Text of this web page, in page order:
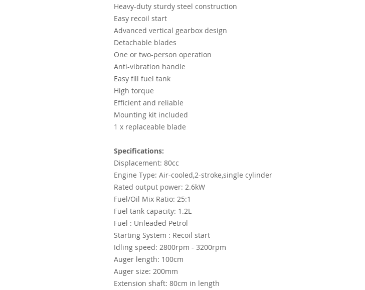
Heavy-duty sturdy steel construction
Easy recoil start
Advanced vertical gearbox design
Detachable blades
One or two-person operation
Anti-vibration handle
Easy fill fuel tank
High torque
Efficient and reliable
Mounting kit included
1 x replaceable blade
Specifications:
Displacement: 80cc
Engine Type: Air-cooled,2-stroke,single cylinder
Rated output power: 2.6kW
Fuel/Oil Mix Ratio: 25:1
Fuel tank capacity: 1.2L
Fuel : Unleaded Petrol
Starting System : Recoil start
Idling speed: 2800rpm - 3200rpm
Auger length: 100cm
Auger size: 200mm
Extension shaft: 80cm in length